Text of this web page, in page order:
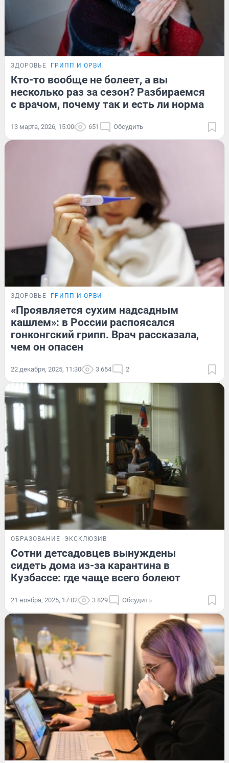
ЗДОРОВЬЕ ГРИПП И ОРВИ
Кто-то вообще не болеет, а вы
несколько раз за сезон? Разбираемся
с врачом, почему так и есть ли норма
13 марта, 2026, 15:00 651 Обсудить
ЗДОРОВЬЕ ГРИПП И ОРВИ
«Проявляется сухим надсадным
кашлем»: в России распоясался
гонконгский грипп. Врач рассказала,
чем он опасен
22 декабря, 2025, 11:30 3 654 2
ОБРАЗОВАНИЕ ЭКСКЛЮЗИВ
Сотни детсадовцев вынуждены
сидеть дома из-за карантина в
Кузбассе: где чаще всего болеют
21 ноября, 2025, 17:02 3 829 Обсудить